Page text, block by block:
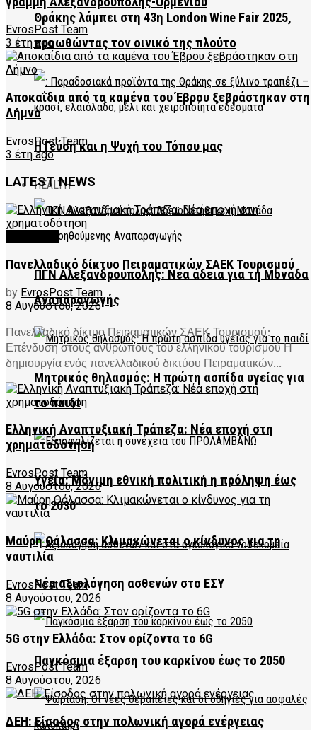
Θράκης λάμπει στη 43η London Wine Fair 2025,
προωθώντας τον οινικό της πλούτο
Η Γεύση και η Ψυχή του Τόπου μας
HEALTH
ΠΓΝ Αλεξανδρούπολης: Νέα άδεια για τη Μονάδα
Αναπαραγωγής
Μητρικός θηλασμός: Η πρώτη ασπίδα υγείας για
το παιδί
Υγεία: Μόνιμη εθνική πολιτική η πρόληψη έως
το 2030
Νέα αξιολόγηση ασθενών στο ΕΣΥ
Παγκόσμια έξαρση του καρκίνου έως το 2050
EvrosPost Team
3 έτη ago
Αποκαΐδια από τα καμένα του Έβρου ξεβράστηκαν στη
Λήμνο
EvrosPost Team
3 έτη ago
LATEST NEWS
Πανελλαδικό δίκτυο Πειραματικών ΣΑΕΚ Τουρισμού
by EvrosPost Team
8 Αυγούστου, 2026
Πανελλαδικό δίκτυο Πειραματικών ΣΑΕΚ Τουρισμού:
Επένδυση στους ανθρώπους του ελληνικού τουρισμού Η
δημιουργία ενός πανελλαδικού δικτύου Πειραματικών...
Ελληνική Αναπτυξιακή Τράπεζα: Νέα εποχή στη
χρηματοδότηση
EvrosPost Team
8 Αυγούστου, 2026
Μαύρη Θάλασσα: Κλιμακώνεται ο κίνδυνος για τη
ναυτιλία
EvrosPost Team
8 Αυγούστου, 2026
5G στην Ελλάδα: Στον ορίζοντα το 6G
EvrosPost Team
8 Αυγούστου, 2026
ΔΕΗ: Είσοδος στην πολωνική αγορά ενέργειας